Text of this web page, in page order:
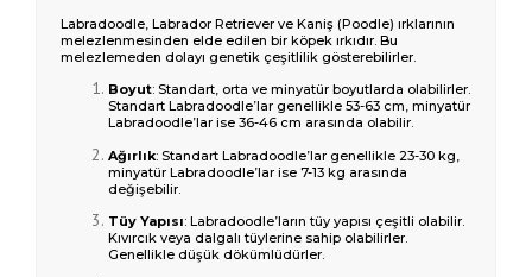
Labradoodle, Labrador Retriever ve Kaniş (Poodle) ırklarının
melezlenmesinden elde edilen bir köpek ırkıdır. Bu
melezlemeden dolayı genetik çeşitlilik gösterebilirler.
Boyut: Standart, orta ve minyatür boyutlarda olabilirler.
Standart Labradoodle’lar genellikle 53-63 cm, minyatür
Labradoodle’lar ise 36-46 cm arasında olabilir.
Ağırlık: Standart Labradoodle’lar genellikle 23-30 kg,
minyatür Labradoodle’lar ise 7-13 kg arasında
değişebilir.
Tüy Yapısı: Labradoodle’ların tüy yapısı çeşitli olabilir.
Kıvırcık veya dalgalı tüylerine sahip olabilirler.
Genellikle düşük dökümlüdürler.